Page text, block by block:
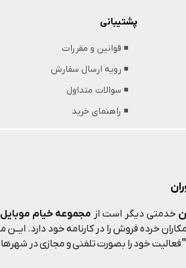
خدمتی دیگر است از مجموعه خیام موبایل
خرده فروش را در کارنامه خود دارد. ایــن
فعالیت خود را بصورت تلفنی و مجازی در
پشتیبانی
◾️ قوانین و مقررات
◾️ رویه ارسال سفارش
◾️ سوالات متداول
◾️ راهنمای خرید